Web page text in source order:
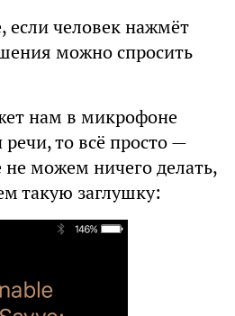
если человек нажмёт
можно спросить
нам в микрофоне
то всё просто —
можем ничего делать,
такую заглушку: